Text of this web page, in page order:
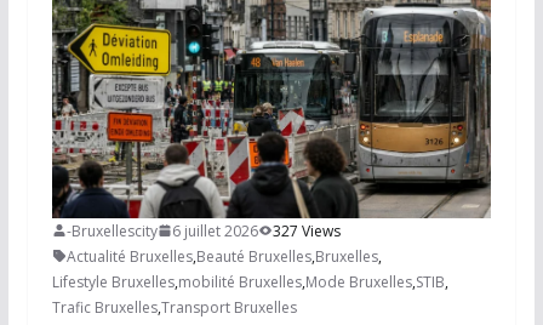
-Bruxellescity 6 juillet 2026
327 Views
Actualité Bruxelles,Beauté Bruxelles,Bruxelles,
Lifestyle Bruxelles,mobilité Bruxelles,Mode Bruxelles,STIB,
Trafic Bruxelles,Transport Bruxelles